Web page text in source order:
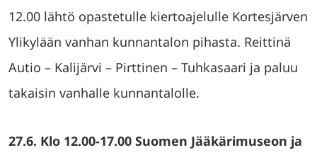
12.00 lähtö opastetulle kiertoajelulle Kortesjärven
Ylikylään vanhan kunnantalon pihasta. Reittinä
Autio – Kalijärvi – Pirttinen – Tuhkasaari ja paluu
takaisin vanhalle kunnantalolle.
27.6. Klo 12.00-17.00 Suomen Jääkärimuseon ja